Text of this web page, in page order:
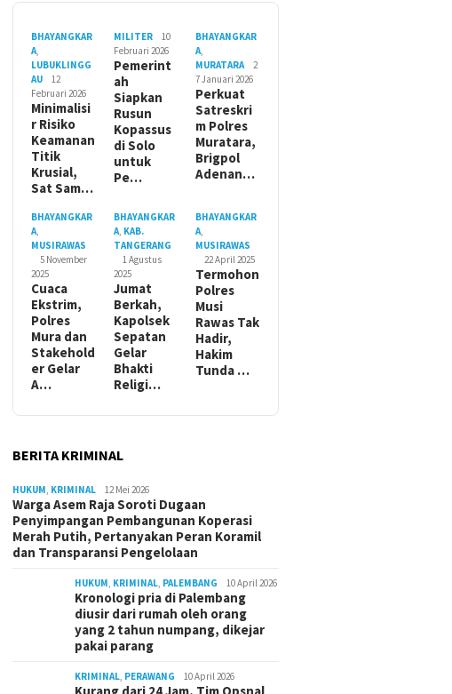
BHAYANGKAR
A
LUBUKLINGG
AU
12
Februari 2026
Minimalisi
r Risiko
Keamanan
Titik
Krusial,
Sat Sam…
MILITER
10
Februari 2026
Pemerint
ah
Siapkan
Rusun
Kopassus
di Solo
untuk
Pe…
BHAYANGKAR
A
MURATARA
2
7 Januari 2026
Perkuat
Satreskri
m Polres
Muratara,
Brigpol
Adenan…
BHAYANGKAR
A
MUSIRAWAS
5 November
2025
Cuaca
Ekstrim,
Polres
Mura dan
Stakehold
er Gelar
A…
BHAYANGKAR
A, KAB.
TANGERANG
1 Agustus
2025
Jumat
Berkah,
Kapolsek
Sepatan
Gelar
Bhakti
Religi…
BHAYANGKAR
A
MUSIRAWAS
22 April 2025
Termohon
Polres
Musi
Rawas Tak
Hadir,
Hakim
Tunda …
BERITA KRIMINAL
HUKUM KRIMINAL 12 Mei 2026
Warga Asem Raja Soroti Dugaan
Penyimpangan Pembangunan Koperasi
Merah Putih, Pertanyakan Peran Koramil
dan Transparansi Pengelolaan
HUKUM KRIMINAL PALEMBANG 10 April 2026
Kronologi pria di Palembang
diusir dari rumah oleh orang
yang 2 tahun numpang, dikejar
pakai parang
KRIMINAL PERAWANG 10 April 2026
Kurang dari 24 Jam, Tim Opsnal